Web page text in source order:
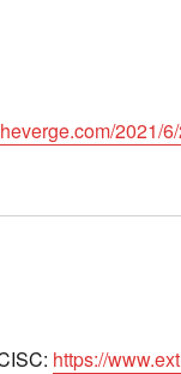
2021/
https://